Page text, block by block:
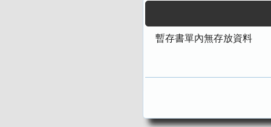
暫存書單內無存放資料